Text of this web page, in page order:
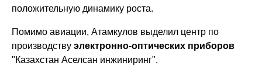
положительную динамику роста.
Помимо авиации, Атамкулов выделил центр по
производству электронно-оптических приборов
"Казахстан Аселсан инжиниринг".